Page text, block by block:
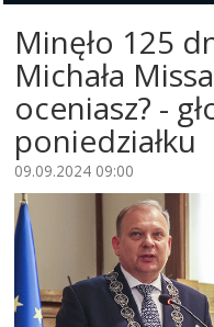
Minęło 125
Michała
oceniasz? -
poniedziałku
09.09.2024 09:00